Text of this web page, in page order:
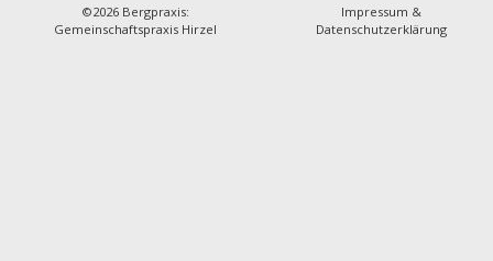
©2026 Bergpraxis:
Gemeinschaftspraxis Hirzel
Impressum &
Datenschutzerklärung